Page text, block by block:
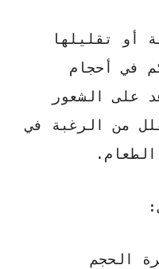
أو تقليلها
في أحجام
على الشعور
من الرغبة في
الحجم